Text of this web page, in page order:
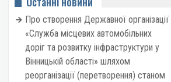
Про створення Державної організації
«Служба місцевих автомобільних
доріг та розвитку інфраструктури у
Вінницькій області» шляхом
реорганізації (перетворення) станом